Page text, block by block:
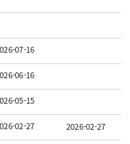
07-16
06-16
05-15
02-27 2026-02-27